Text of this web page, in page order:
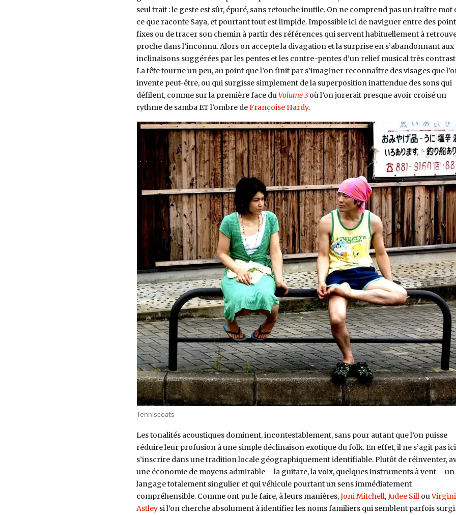
seul trait : le geste est sûr, épuré, sans retouche inutile. On ne comprend pas un traître mot
ce que raconte Saya, et pourtant tout est limpide. Impossible ici de naviguer entre des
fixes ou de tracer son chemin à partir des références qui servent habituellement à
proche dans l’inconnu. Alors on accepte la divagation et la surprise en s’abandonnant aux
inclinaisons suggérées par les pentes et les contre-pentes d’un relief musical très
La tête tourne un peu, au point que l’on finit par s’imaginer reconnaître des visages que
invente peut-être, ou qui surgisse simplement de la superposition inattendue des sons qui
défilent, comme sur la première face duVolume 3où l’on jurerait presque avoir croisé un
rythme de samba ET l’ombre deFrançoise Hardy.
Tenniscoats
Les tonalités acoustiques dominent, incontestablement, sans pour autant que l’on puisse
réduire leur profusion à une simple déclinaison exotique du folk. En effet, il ne s’agit pas
s’inscrire dans une tradition locale géographiquement identifiable. Plutôt de réinventer,
une économie de moyens admirable – la guitare, la voix, quelques instruments à vent – un
langage totalement singulier et qui véhicule pourtant un sens immédiatement
compréhensible. Comme ont pu le faire, à leurs manières,Joni Mitchell,Judee Sillou
Astleysi l’on cherche absolument à identifier les noms familiers qui semblent parfois